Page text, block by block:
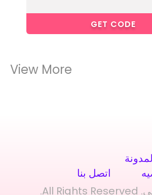
GET CODE
View More
اتصل بنا